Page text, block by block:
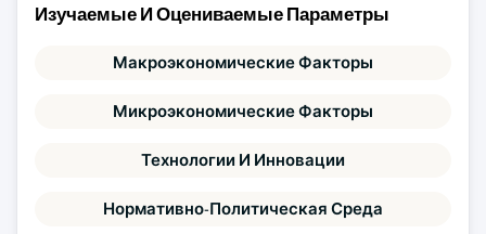
Изучаемые И Оцениваемые Параметры
Макроэкономические Факторы
Микроэкономические Факторы
Технологии И Инновации
Нормативно-Политическая Среда